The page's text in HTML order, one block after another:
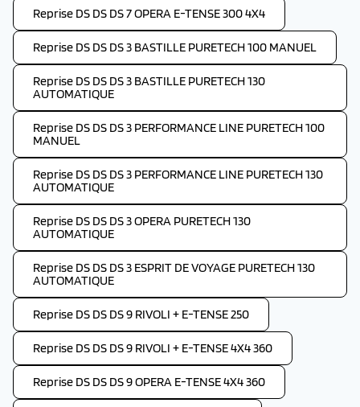
Reprise DS DS DS 7 OPERA E-TENSE 300 4X4
Reprise DS DS DS 3 BASTILLE PURETECH 100 MANUEL
Reprise DS DS DS 3 BASTILLE PURETECH 130
AUTOMATIQUE
Reprise DS DS DS 3 PERFORMANCE LINE PURETECH 100
MANUEL
Reprise DS DS DS 3 PERFORMANCE LINE PURETECH 130
AUTOMATIQUE
Reprise DS DS DS 3 OPERA PURETECH 130
AUTOMATIQUE
Reprise DS DS DS 3 ESPRIT DE VOYAGE PURETECH 130
AUTOMATIQUE
Reprise DS DS DS 9 RIVOLI + E-TENSE 250
Reprise DS DS DS 9 RIVOLI + E-TENSE 4X4 360
Reprise DS DS DS 9 OPERA E-TENSE 4X4 360